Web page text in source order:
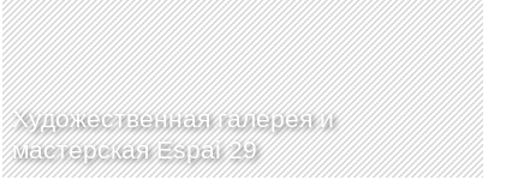
Художественная галерея и
мастерская Espai 29